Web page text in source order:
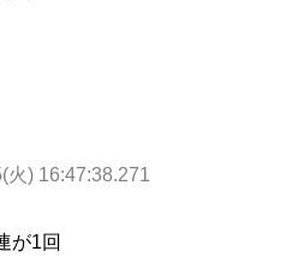
火) 16:47:38.271
が1回